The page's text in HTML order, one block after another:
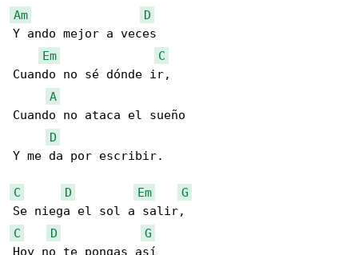
Am
D
Y ando mejor a veces
Em
C
Cuando no sé dónde ir,
A
Cuando no ataca el sueño
D
Y me da por escribir.
C D Em
G
C
D
G